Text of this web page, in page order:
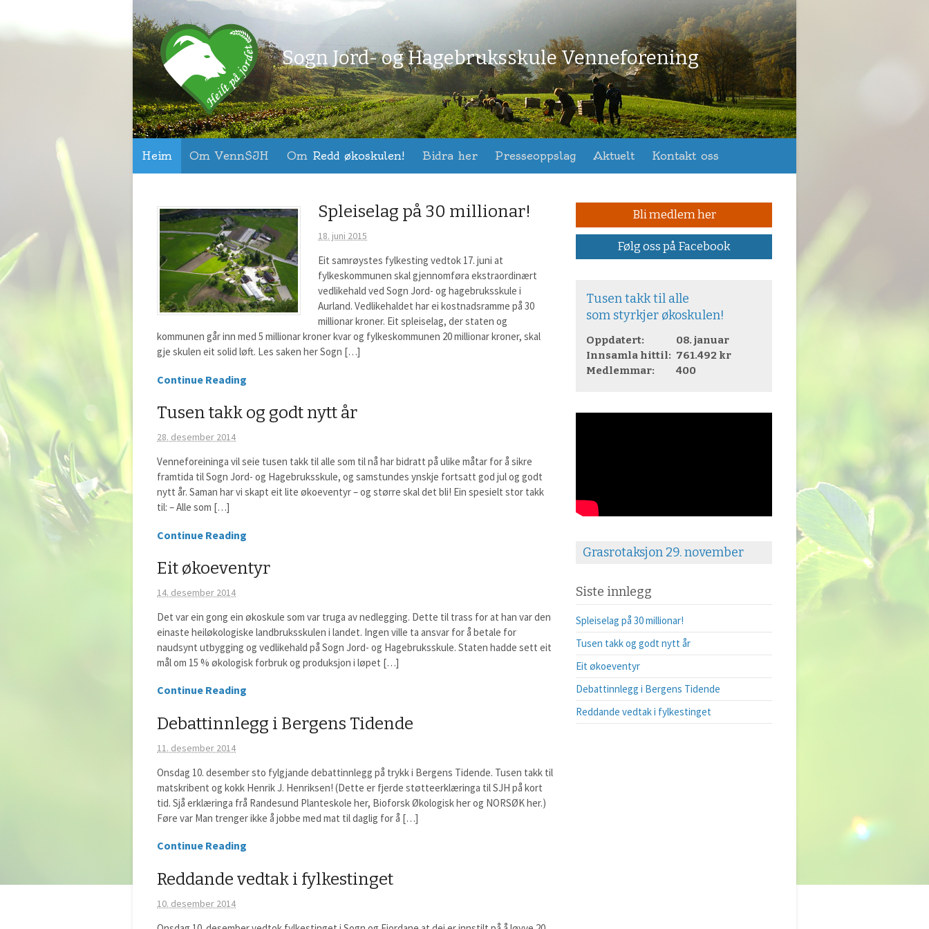
Sogn Jord- og Hagebruksskule Venneforening
Heim Om VennSJH Om Redd økoskulen! Bidra her Presseoppslag Aktuelt Kontakt oss
Spleiselag på 30 millionar!
18. juni 2015
Eit samrøystes fylkesting vedtok 17. juni at
fylkeskommunen skal gjennomføra ekstraordinært
vedlikehald ved Sogn Jord- og hagebruksskule i
Aurland. Vedlikehaldet har ei kostnadsramme på 30
millionar kroner. Eit spleiselag, der staten og
kommunen går inn med 5 millionar kroner kvar og fylkeskommunen 20 millionar kroner, skal
gje skulen eit solid løft. Les saken her Sogn […]
Continue Reading
Tusen takk og godt nytt år
28. desember 2014
Venneforeininga vil seie tusen takk til alle som til nå har bidratt på ulike måtar for å sikre
framtida til Sogn Jord- og Hagebruksskule, og samstundes ynskje fortsatt god jul og godt
nytt år. Saman har vi skapt eit lite økoeventyr – og større skal det bli! Ein spesielt stor takk
til: – Alle som […]
Continue Reading
Eit økoeventyr
14. desember 2014
Det var ein gong ein økoskule som var truga av nedlegging. Dette til trass for at han var den
einaste heiløkologiske landbruksskulen i landet. Ingen ville ta ansvar for å betale for
naudsynt utbygging og vedlikehald på Sogn Jord- og Hagebruksskule. Staten hadde sett eit
mål om 15 % økologisk forbruk og produksjon i løpet […]
Continue Reading
Debattinnlegg i Bergens Tidende
11. desember 2014
Onsdag 10. desember sto fylgjande debattinnlegg på trykk i Bergens Tidende. Tusen takk til
matskribent og kokk Henrik J. Henriksen! (Dette er fjerde støtteerklæringa til SJH på kort
tid. Sjå erklæringa frå Randesund Planteskole her, Bioforsk Økologisk her og NORSØK her.)
Føre var Man trenger ikke å jobbe med mat til daglig for å […]
Continue Reading
Reddande vedtak i fylkestinget
10. desember 2014
Bli medlem her
Følg oss på Facebook
Tusen takk til alle
som styrkjer økoskulen!
Oppdatert:
08. januar
Innsamla hittil: 761.492 kr
Medlemmar:
400
Grasrotaksjon 29. november
Siste innlegg
Spleiselag på 30 millionar!
Tusen takk og godt nytt år
Eit økoeventyr
Debattinnlegg i Bergens Tidende
Reddande vedtak i fylkestinget